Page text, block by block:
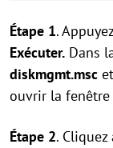
Étape 1.
Exécuter. Dans
diskmgmt.msc
ouvrir la fenêtre
Étape 2.